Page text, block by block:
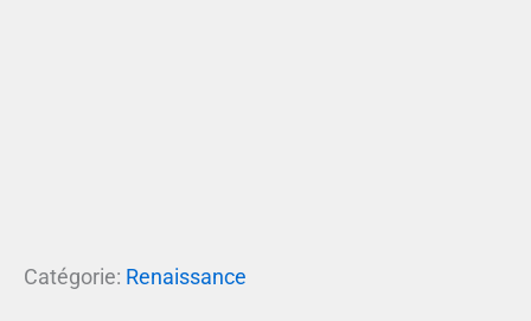
Catégorie: Renaissance